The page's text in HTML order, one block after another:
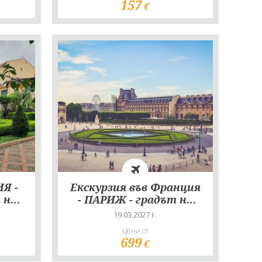
157€
-
Екскурзия във Франция
- ПАРИЖ - градът на
светлината
19.03.2027 г.
Цени от
699€